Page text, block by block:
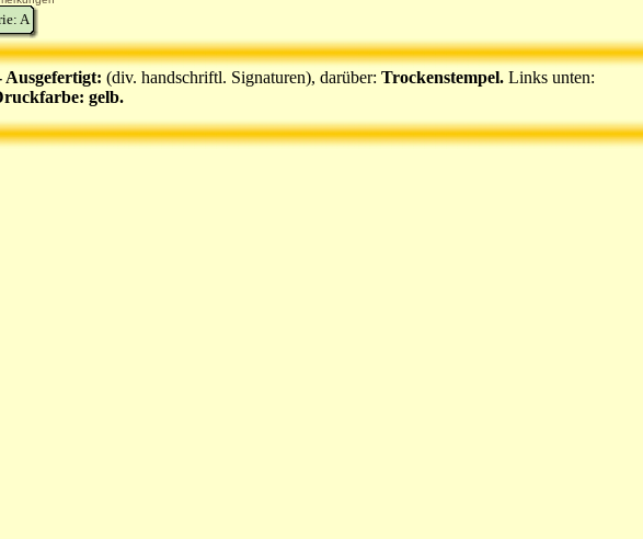
A
Ausgefertigt: (div. handschriftl. Signaturen), darüber: Trockenstempel. Links unten:
gelb.